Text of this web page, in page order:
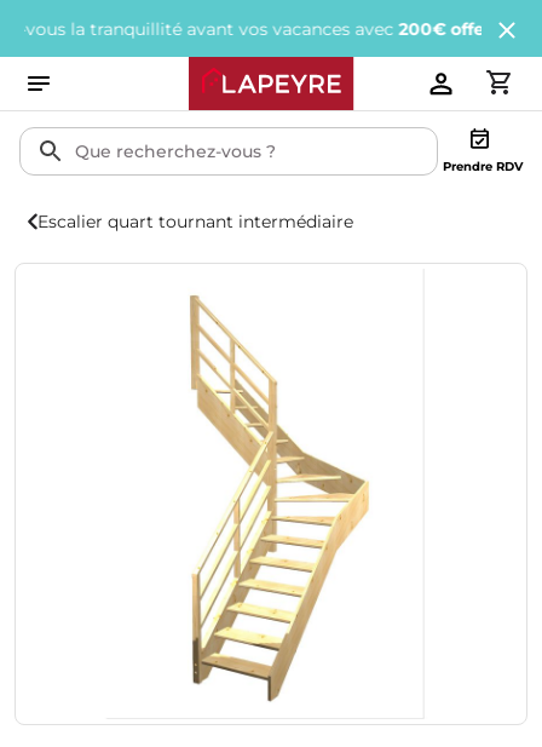
la tranquillité avant vos vacances avec200€ offertstous les 1
Prendre RDV
Escalier quart tournant intermédiaire